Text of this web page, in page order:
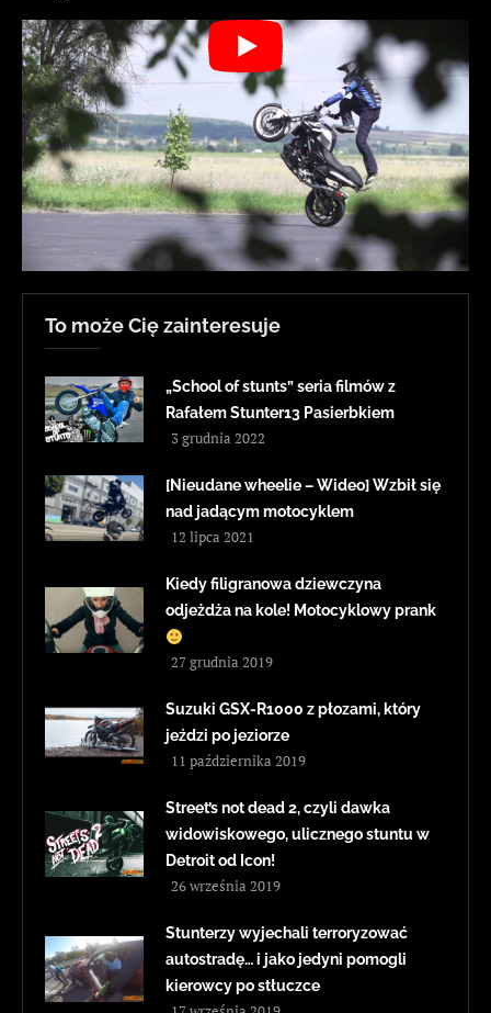
To może Cię zainteresuje
„School of stunts” seria filmów z
Rafałem Stunter13 Pasierbkiem
3 grudnia 2022
[Nieudane wheelie – Wideo] Wzbił się
nad jadącym motocyklem
12 lipca 2021
Kiedy filigranowa dziewczyna
odjeżdża na kole! Motocyklowy prank
27 grudnia 2019
Suzuki GSX-R1000 z płozami, który
jeździ po jeziorze
11 października 2019
Street’s not dead 2, czyli dawka
widowiskowego, ulicznego stuntu w
Detroit od Icon!
26 września 2019
Stunterzy wyjechali terroryzować
autostradę… i jako jedyni pomogli
kierowcy po stłuczce